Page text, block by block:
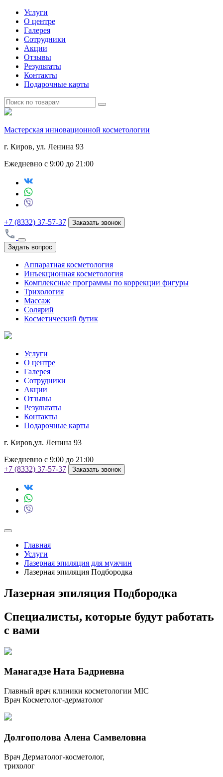
Услуги
О центре
Галерея
Сотрудники
Акции
Отзывы
Результаты
Контакты
Подарочные карты
Мастерская инновационной косметологии
г. Киров, ул. Ленина 93
Ежедневно с 9:00 до 21:00
+7 (8332) 37-57-37 Заказать звонок
Задать вопрос
Аппаратная косметология
Инъекционная косметология
Комплексные программы по коррекции фигуры
Трихология
Массаж
Солярий
Косметический бутик
Услуги
О центре
Галерея
Сотрудники
Акции
Отзывы
Результаты
Контакты
Подарочные карты
г. Киров,ул. Ленина 93
Ежедневно с 9:00 до 21:00
+7 (8332) 37-57-37
Заказать звонок
Главная
Услуги
Лазерная эпиляция для мужчин
Лазерная эпиляция Подбородка
Лазерная эпиляция Подбородка
Специалисты, которые будут работать
с вами
Манагадзе Ната Бадриевна
Главный врач клиники косметологии MIC
Врач Косметолог-дерматолог
Долгополова Алена Самвеловна
Врач Дерматолог-косметолог,
трихолог